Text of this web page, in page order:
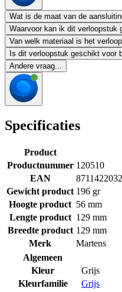
Wat is de maat van de
Waarvoor kan ik dit verloopstuk
Van welk materiaal is het
Is dit verloopstuk geschikt voor
Andere vraag...
Specificaties
Product
Productnummer 120510
EAN
Gewicht product 196 gr
Hoogte product 56 mm
Lengte product 129 mm
Breedte product 129 mm
Merk
Martens
Algemeen
Kleur
Grijs
Kleurfamilie
Grijs